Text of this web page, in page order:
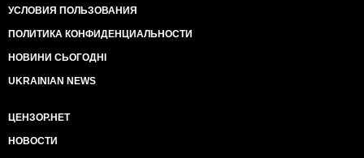
УСЛОВИЯ ПОЛЬЗОВАНИЯ
ПОЛИТИКА КОНФИДЕНЦИАЛЬНОСТИ
НОВИНИ СЬОГОДНІ
UKRAINIAN NEWS
ЦЕНЗОР.НЕТ
НОВОСТИ